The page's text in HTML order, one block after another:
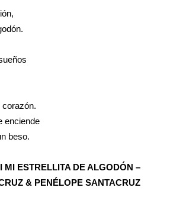
corazón.
enciende
beso.
MI ESTRELLITA DE ALGODÓN –
& PENÉLOPE SANTACRUZ